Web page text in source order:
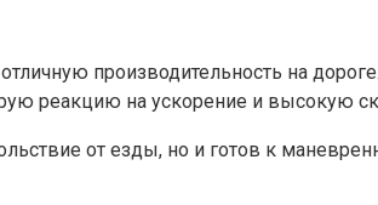
производительность на
реакцию на ускорение и высокую
от езды, но и готов к